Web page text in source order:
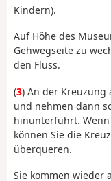
Kindern).
Auf Höhe des
Gehwegseite zu
den Fluss.
(3) An der Kreuzung
und nehmen dann
hinunterführt.
können Sie die
überqueren.
Sie kommen wieder